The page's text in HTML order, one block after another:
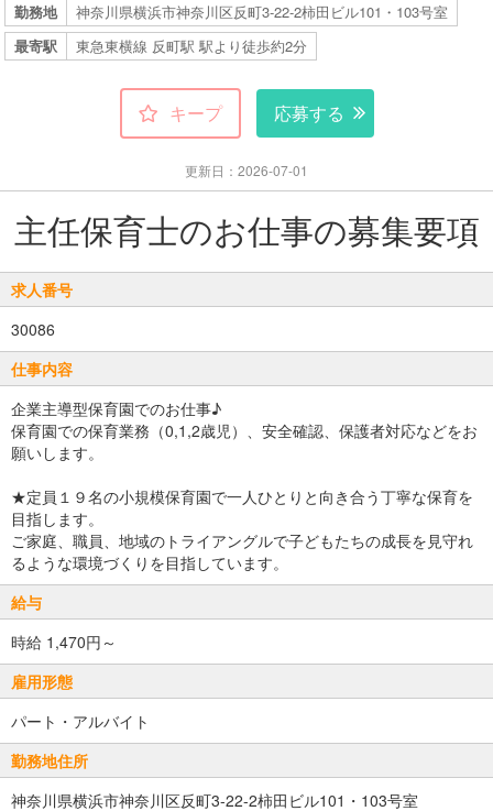
勤務地
神奈川県横浜市神奈川区反町3-22-2柿田ビル101・103号室
最寄駅
東急東横線 反町駅 駅より徒歩約2分
キープ 応募する
更新日：2026-07-01
主任保育士のお仕事の募集要項
求人番号
30086
仕事内容
企業主導型保育園でのお仕事♪
保育園での保育業務（0,1,2歳児）、安全確認、保護者対応などをお
願いします。
★定員１９名の小規模保育園で一人ひとりと向き合う丁寧な保育を
目指します。
ご家庭、職員、地域のトライアングルで子どもたちの成長を見守れ
るような環境づくりを目指しています。
給与
時給 1,470円～
雇用形態
パート・アルバイト
勤務地住所
神奈川県横浜市神奈川区反町3-22-2柿田ビル101・103号室